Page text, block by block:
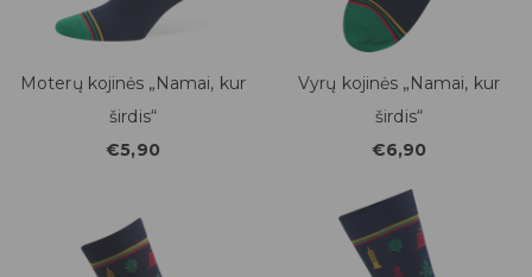
Moterų kojinės „Namai, kur
širdis“
€5,90
Vyrų kojinės „Namai, kur
širdis“
€6,90